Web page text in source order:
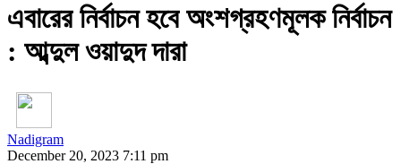
এবারের নির্বাচন হবে অংশগ্রহণমূলক নির্বাচন
: আব্দুল ওয়াদুদ দারা
Nadigram
December 20, 2023 7:11 pm